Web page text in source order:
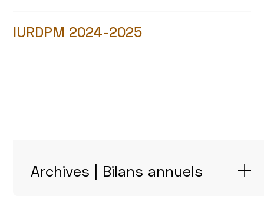
IURDPM 2024-2025
Archives | Bilans annuels